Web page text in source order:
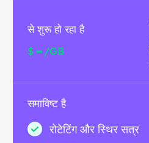
से शुरू हो रहा है
$- /GB
समाविष्ट है
रोटेटिंग और स्थिर सत्र